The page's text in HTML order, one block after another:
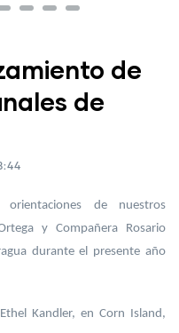
de
de
de nuestros
y Compañera Rosario
durante el presente año
Kandler, en Corn Island,